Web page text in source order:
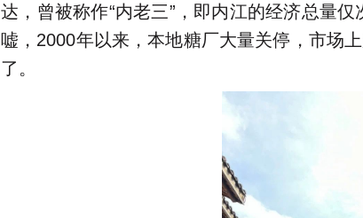
达，曾被称作“内老三”，即内江的经济总量
嘘，2000年以来，本地糖厂大量关停，市场
了。